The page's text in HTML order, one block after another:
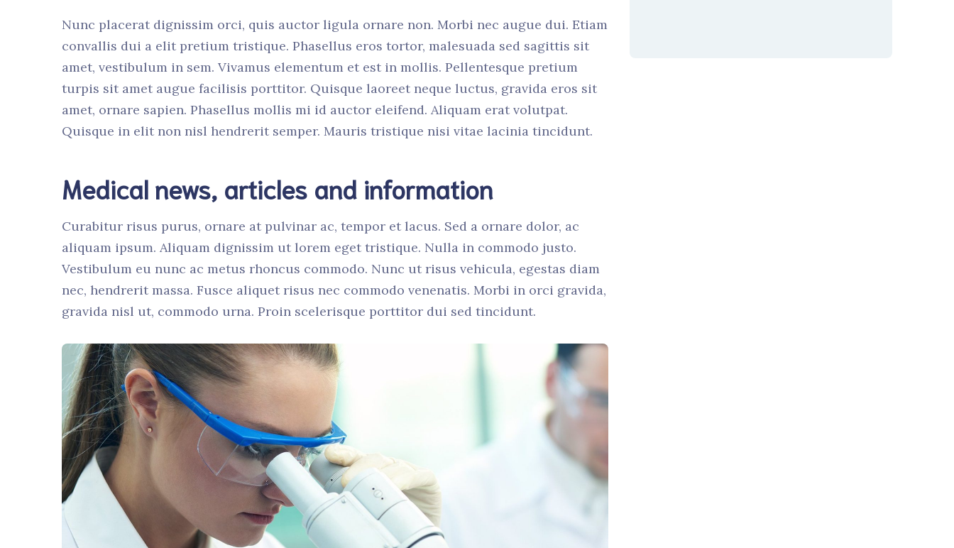
Nunc placerat dignissim orci, quis auctor ligula ornare non. Morbi nec augue dui. Etiam
convallis dui a elit pretium tristique. Phasellus eros tortor, malesuada sed sagittis sit
amet, vestibulum in sem. Vivamus elementum et est in mollis. Pellentesque pretium
turpis sit amet augue facilisis porttitor. Quisque laoreet neque luctus, gravida eros sit
amet, ornare sapien. Phasellus mollis mi id auctor eleifend. Aliquam erat volutpat.
Quisque in elit non nisl hendrerit semper. Mauris tristique nisi vitae lacinia tincidunt.
Medical news, articles and information
Curabitur risus purus, ornare at pulvinar ac, tempor et lacus. Sed a ornare dolor, ac
aliquam ipsum. Aliquam dignissim ut lorem eget tristique. Nulla in commodo justo.
Vestibulum eu nunc ac metus rhoncus commodo. Nunc ut risus vehicula, egestas diam
nec, hendrerit massa. Fusce aliquet risus nec commodo venenatis. Morbi in orci gravida,
gravida nisl ut, commodo urna. Proin scelerisque porttitor dui sed tincidunt.